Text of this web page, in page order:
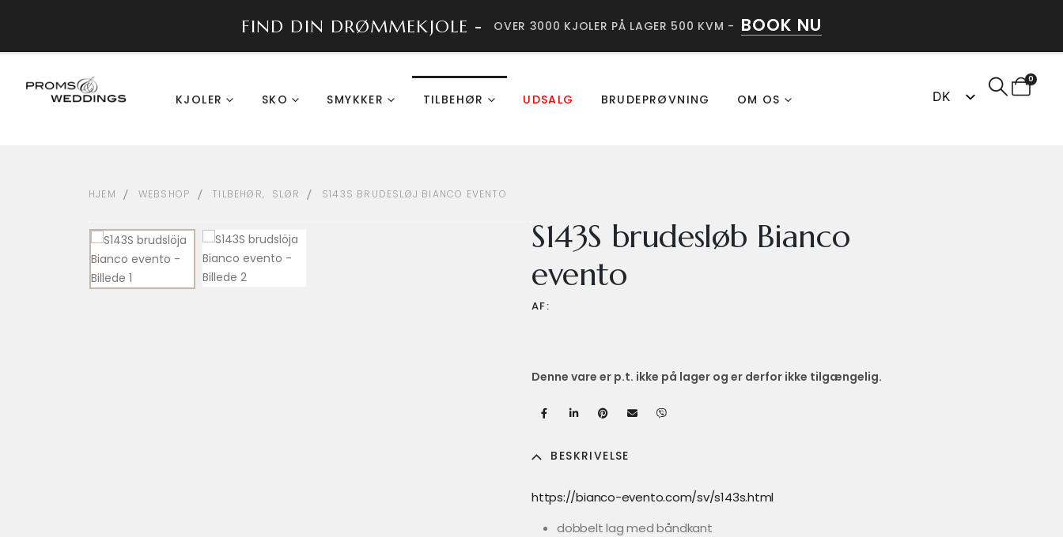
FIND DIN DRØMMEKJOLE - OVER 3000 KJOLER PÅ LAGER 500 KVM - BOOK NU
KJOLER SKO SMYKKER TILBEHØR UDSALG BRUDEPRØVNING OM OS
DK
0
HJEM WEBSHOP TILBEHØR, SLØR S143S BRUDESLØJ BIANCO EVENTO
S143S brudesløb Bianco
evento
AF:
Denne vare er p.t. ikke på lager og er derfor ikke tilgængelig.
BESKRIVELSE
https://bianco-evento.com/sv/s143s.html
dobbelt lag med båndkant